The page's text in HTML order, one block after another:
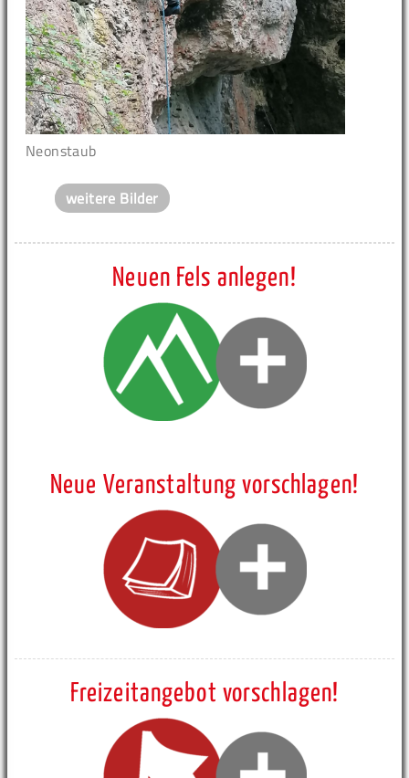
Neonstaub
weitere Bilder
Neuen Fels anlegen!
Neue Veranstaltung vorschlagen!
Freizeitangebot vorschlagen!